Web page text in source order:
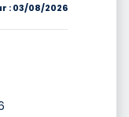
: 03/08/2026